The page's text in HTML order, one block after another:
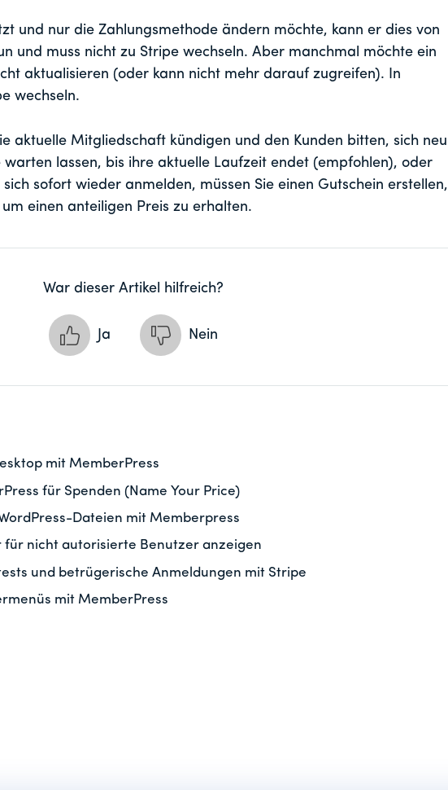
und nur die Zahlungsmethode ändern möchte, kann er dies von
und muss nicht zu Stripe wechseln. Aber manchmal möchte ein
aktualisieren (oder kann nicht mehr darauf zugreifen). In
wechseln.
aktuelle Mitgliedschaft kündigen und den Kunden bitten, sich neu
warten lassen, bis ihre aktuelle Laufzeit endet (empfohlen), oder
sofort wieder anmelden, müssen Sie einen Gutschein erstellen,
einen anteiligen Preis zu erhalten.
War dieser Artikel hilfreich?
Ja Nein
mit MemberPress
für Spenden (Name Your Price)
Dateien mit Memberpress
nicht autorisierte Benutzer anzeigen
und betrügerische Anmeldungen mit Stripe
mit MemberPress